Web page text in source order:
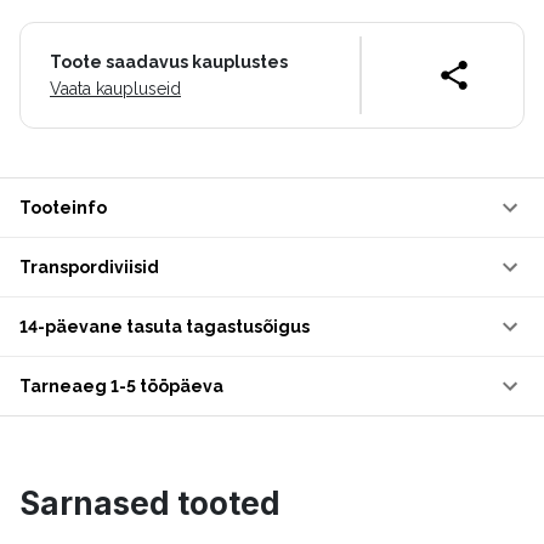
Toote saadavus kauplustes
Vaata kaupluseid
Tooteinfo
Transpordiviisid
14-päevane tasuta tagastusõigus
Tarneaeg 1-5 tööpäeva
Sarnased tooted